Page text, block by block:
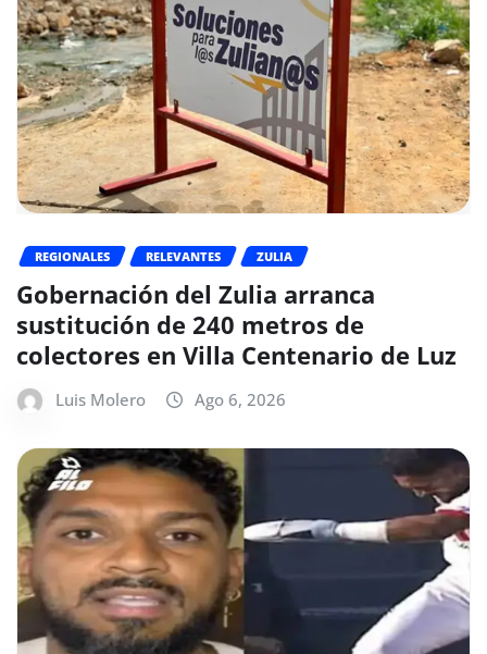
REGIONALES RELEVANTES ZULIA
Gobernación del Zulia arranca
sustitución de 240 metros de
colectores en Villa Centenario de Luz
Luis Molero Ago 6, 2026